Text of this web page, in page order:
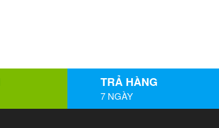
TRẢ HÀNG
7 NGÀY